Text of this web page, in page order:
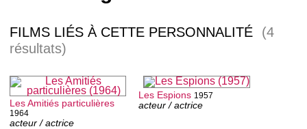
FILMS LIÉS À CETTE PERSONNALITÉ
(4
résultats)
Les Amitiés particulières
1964
acteur / actrice
Les Espions 1957
acteur / actrice